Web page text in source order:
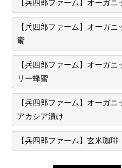
【兵四郎ファーム】オーガ
【兵四郎ファーム】オーガ
蜜
【兵四郎ファーム】オーガ
リー蜂蜜
【兵四郎ファーム】オーガ
アカシア漬け
【兵四郎ファーム】玄米珈